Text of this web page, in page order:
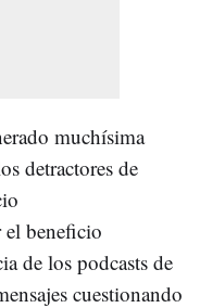
muchísima
detractores de
beneficio
de los podcasts de
cuestionando